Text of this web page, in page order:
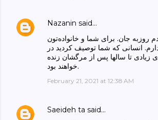
Nazanin said…
روزبه جان. برای شما و خانواده‌تون
انسانی که شما توصیف کردید در
زیادی تا سالها پس از مرگشان زنده
خواهند بود.
February 21, 2021 at 12:38 AM
Saeideh ta said…